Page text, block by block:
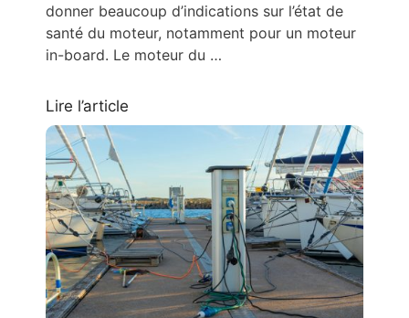
donner beaucoup d’indications sur l’état de
santé du moteur, notamment pour un moteur
in-board. Le moteur du …
Lire l’article